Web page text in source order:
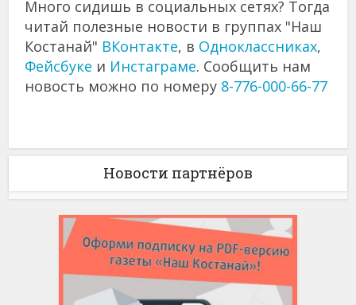
Много сидишь в социальных сетях? Тогда
читай полезные новости в группах "Наш
Костанай" ВКонтакте, в Одноклассниках,
Фейсбуке и Инстаграме. Сообщить нам
новость можно по номеру 8-776-000-66-77
Новости партнёров